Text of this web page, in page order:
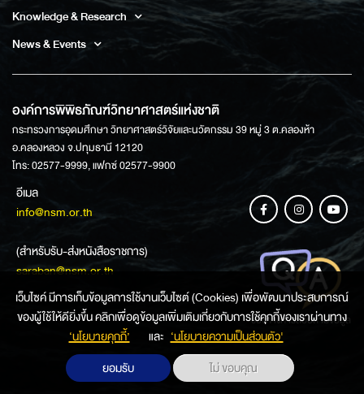
Knowledge & Research
News & Events
องค์การพิพิธภัณฑ์วิทยาศาสตร์แห่งชาติ
กระทรวงการอุดมศึกษา วิทยาศาสตร์วิจัยและนวัตกรรม 39 หมู่ 3 ต.คลองห้า
อ.คลองหลวง จ.ปทุมธานี 12120
โทร: 02577-9999, แฟกซ์ 02577-9900
อีเมล
info@nsm.or.th
(สำหรับรับ-ส่งหนังสือราชการ)
saraban@nsm.or.th
ช่องทางการสอบถามข้อมูล
เว็บไซค์ มีการเก็บข้อมูลการใช้งานเว็บไซต์ (Cookies) เพื่อพัฒนาประสบการณ์
ของผู้ใช้ให้ดียิ่งขึ้น คลิกเพื่อดูข้อมูลเพิ่มเติมเกี่ยวกับการใช้คุกกี้ของเราผ่านทาง
‘นโยบายคุกกี้’
และ ‘นโยบายความเป็นส่วนตัว'
ยอมรับ
ไม่ ขอบคุณ